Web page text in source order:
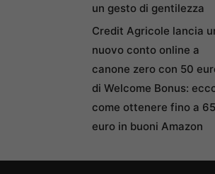
un gesto di gentilezza
Credit Agricole lancia
nuovo conto online a
canone zero con 50
di Welcome Bonus:
come ottenere fino a
euro in buoni Amazon